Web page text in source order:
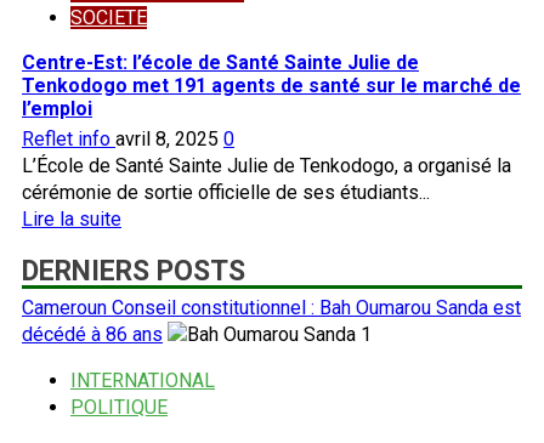
SOCIETE
Centre-Est: l’école de Santé Sainte Julie de
Tenkodogo met 191 agents de santé sur le marché de
l’emploi
Reflet info avril 8, 2025 0
L’École de Santé Sainte Julie de Tenkodogo, a organisé la
cérémonie de sortie officielle de ses étudiants...
Lire la suiteEn
plus
sur
Centre-
Est:
l’école
de
DERNIERS POSTS
Cameroun Conseil constitutionnel : Bah Oumarou Sanda est
décédé à 86 ans
1
INTERNATIONAL
POLITIQUE